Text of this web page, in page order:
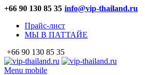
+66 90 130 85 35 info@vip-thailand.ru
Прайс-лист
МЫ В ПАТТАЙЕ
+66 90 130 85 35
Menu mobile